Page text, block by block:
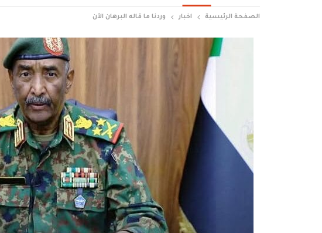
الصفحة الرئيسية اخبار وردنا ما قاله البرهان الآن